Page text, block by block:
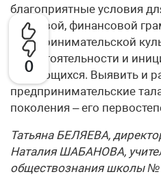
0
благоприятные условия
правовой, финансовой
предпринимательской
самостоятельности и
обучающихся. Выявить и
предпринимательские
поколения – его
Татьяна БЕЛЯЕВА,
Наталия ШАБАНОВА,
обществознания школы